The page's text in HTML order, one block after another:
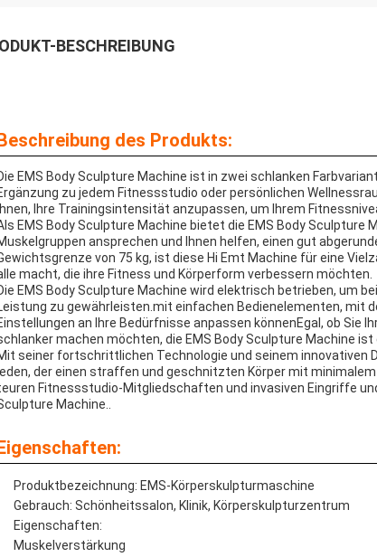
BESCHREIBUNG
des Produkts:
EMS Body Sculpture Machine ist in zwei schlanken
zu jedem Fitnessstudio oder persönlichen
Ihre Trainingsintensität anzupassen, um Ihrem
EMS Body Sculpture Machine bietet die EMS Body Sculpture
ansprechen und Ihnen helfen, einen gut
von 75 kg, ist diese Hi Emt Machine für eine
macht, die ihre Fitness und Körperform verbessern möchten.
EMS Body Sculpture Machine wird elektrisch betrieben, um
zu gewährleisten.mit einfachen Bedienelementen, mit
an Ihre Bedürfnisse anpassen könnenEgal, ob Sie
machen möchten, die EMS Body Sculpture Machine
seiner fortschrittlichen Technologie und seinem innovativen
der einen straffen und geschnitzten Körper mit
Fitnessstudio-Mitgliedschaften und invasiven Eingriffe
Machine..
Produktbezeichnung: EMS-Körperskulpturmaschine
Gebrauch: Schönheitssalon, Klinik, Körperskulpturzentrum
Eigenschaften:
Muskelverstärkung